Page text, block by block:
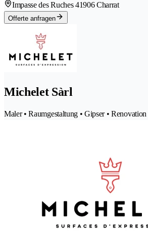
Impasse des Ruches 41906 Charrat
Offerte anfragen
Michelet Sàrl
Maler • Raumgestaltung • Gipser • Renovation